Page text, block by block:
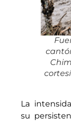
La
su